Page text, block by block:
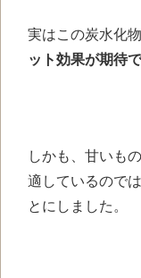
実はこの炭水化
ット効果が期待
しかも、甘いも
適しているのでは
とにしました。